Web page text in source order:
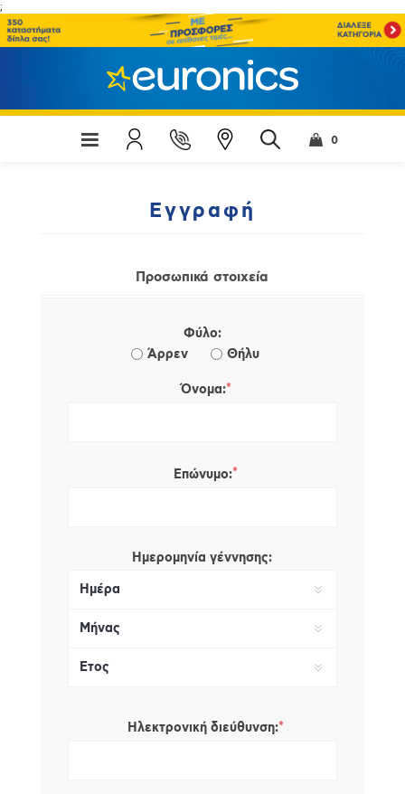
;
0
Εγγραφή
Προσωπικά στοιχεία
Φύλο:
Άρρεν
Θήλυ
Όνομα:*
Επώνυμο:*
Ημερομηνία γέννησης:
Ηλεκτρονική διεύθυνση:*